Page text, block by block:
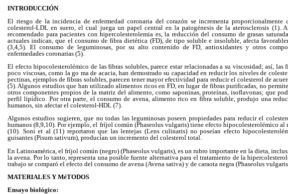
INTRODUCCIÓN
El riesgo de la incidencia de enfermedad coronaria del corazón se incrementa
colesterol-LDL en suero, el cual juega un papel central en la patogénesis de la aterosclerosis (1).
recomendado para pacientes con hipercolesterolemia es, la reducción del consumo de grasas
actuales indican, que el consumo de fibra dietética (FD), de tipo soluble e insoluble, afecta
(3,4,5). El consumo de leguminosas, por su alto contenido de FD, antioxidantes y otros
enfermedades coronarias (5).
El efecto hipocolesterolémico de las fibras solubles, parece estar relacionadas a su viscosidad; así, las
poco viscosas, como la go ma de acacia, han demostrado su capacidad en reducir los niveles de
pectinas, ejemplos de fibras solubles, parecen tener mayor efectividad para reducir el colesterol de
(5). Algunos estudios que han utilizado alimentos ricos en FD, en lugar de fibras purificadas, no
otros componentes propios de la matriz del alimento, como saponinas, proteínas, isoflavonas; que
perfil lipídico. Por otra parte, el consumo de avena, alimento rico en fibra soluble, produjo una
humanos, sin afectar el colesterol-HDL (7).
Algunos estudios sugieren, que no todas las leguminosas poseen propiedades para reducir el
humanos (8,9,10). Por ejemplo, el fríjol común (Phaseolus vulgaris) tiene efecto hipocolesterolémico
(10). Soni et al (11) reportaron que las lentejas (Lens culinaris) no poseían efecto
guisantes (Pisum sativum), producían un incremento del colesterol total.
En Latinoamérica, el fríjol común (negro) (Phaseolus vulgaris), es un rubro importante en la dieta,
la avena. Por lo tanto, representa una posible fuente alternativa para el tratamiento de la
trabajo se comparó el efecto del consumo de avena (Avena sativa) y de caraota negra (Phaseolus
MATERIALES Y MéTODOS
Ensayo biológico: